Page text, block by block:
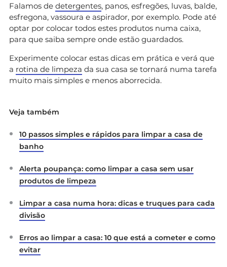
Falamos de detergentes, panos, esfregões, luvas, balde,
esfregona, vassoura e aspirador, por exemplo. Pode até
optar por colocar todos estes produtos numa caixa,
para que saiba sempre onde estão guardados.
Experimente colocar estas dicas em prática e verá que
a rotina de limpeza da sua casa se tornará numa tarefa
muito mais simples e menos aborrecida.
Veja também
10 passos simples e rápidos para limpar a casa de
banho
Alerta poupança: como limpar a casa sem usar
produtos de limpeza
Limpar a casa numa hora: dicas e truques para cada
divisão
Erros ao limpar a casa: 10 que está a cometer e como
evitar